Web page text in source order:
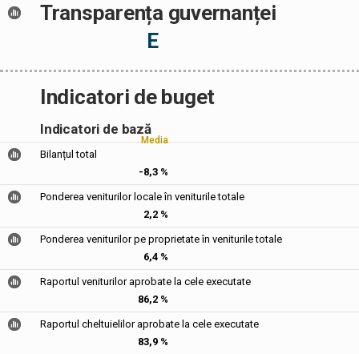
Transparența guvernanței
E
Indicatori de buget
Indicatori de bază
Media
Bilanțul total
-8,3 %
Ponderea veniturilor locale în veniturile totale
2,2 %
Ponderea veniturilor pe proprietate în veniturile totale
6,4 %
Raportul veniturilor aprobate la cele executate
86,2 %
Raportul cheltuielilor aprobate la cele executate
83,9 %